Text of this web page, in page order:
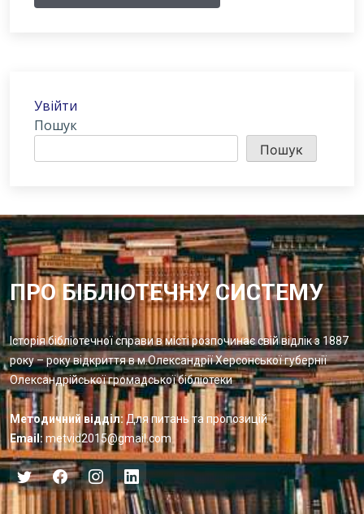
Увійти
Пошук
Пошук
ПРО БІБЛІОТЕЧНУ СИСТЕМУ
Історія бібліотечної справи в місті розпочинає свій відлік з 1887
року – року відкриття в м.Олександрії Херсонської губернії
Олександрійської громадської бібліотеки
Методичний відділ: Для питань та пропозицій
Email: metvid2015@gmail.com